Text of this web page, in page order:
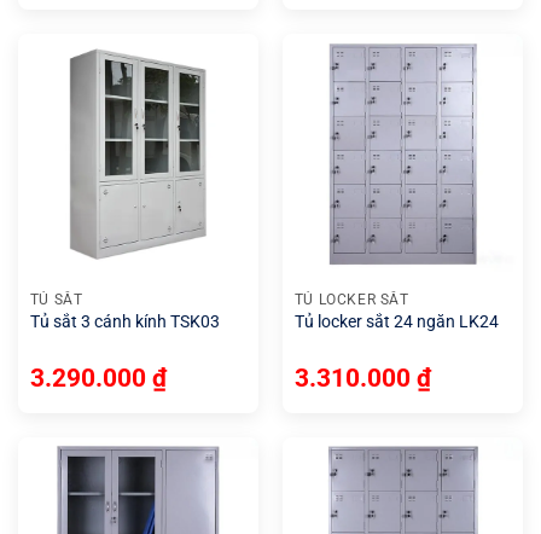
TỦ SẮT
Tủ sắt 3 cánh kính TSK03
3.290.000 ₫
TỦ LOCKER SẮT
Tủ locker sắt 24 ngăn LK24
3.310.000 ₫